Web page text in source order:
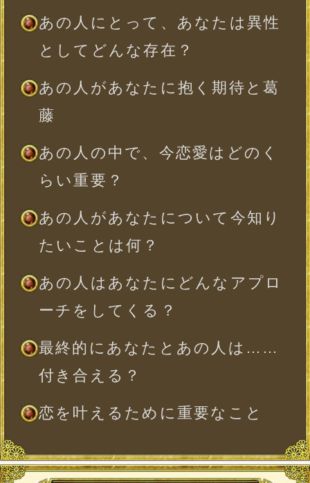
恋を叶えるために重要なこと
※全角10文字以内、省略可
一部使用できない文字がございます。
月
※必須
時 分
00）の場合、23：00〜0：00（晩子刻）は
翌日の0：00〜1：00（早子刻）と同じ命
盤が表示されます。